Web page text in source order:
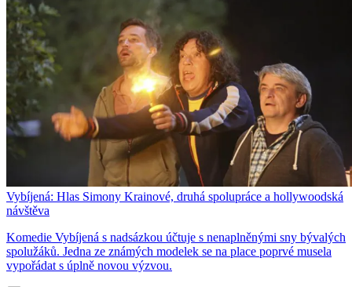
Vybíjená: Hlas Simony Krainové, druhá spolupráce a hollywoodská
návštěva
Komedie Vybíjená s nadsázkou účtuje s nenaplněnými sny bývalých
spolužáků. Jedna ze známých modelek se na place poprvé musela
vypořádat s úplně novou výzvou.